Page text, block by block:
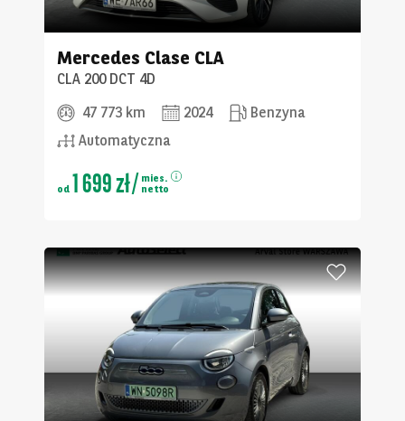
Mercedes Clase CLA
CLA 200 DCT 4D
47 773 km
2024
Benzyna
Automatyczna
od 1 699 zł/ mies.
netto